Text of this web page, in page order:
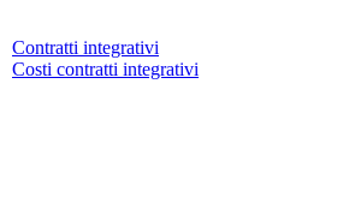
Contratti integrativi
Costi contratti integrativi